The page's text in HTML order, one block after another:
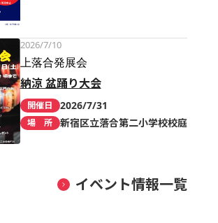
2026/7/10
上落合発展会
納涼 盆踊り大会
開催日 2026/7/31
場 所 新宿区立落合第二小学校校庭
イベント情報一覧